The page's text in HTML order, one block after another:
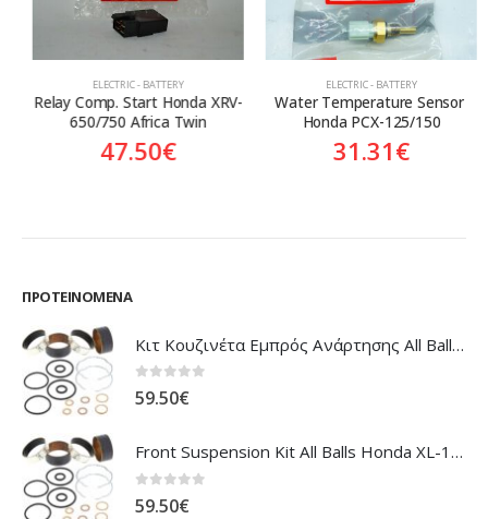
ELECTRIC - BATTERY
Relay Comp. Start Honda XRV-
650/750 Africa Twin
47.50€
ELECTRIC - BATTERY
Water Temperature Sensor
Honda PCX-125/150
31.31€
ΠΡΟΤΕΙΝΌΜΕΝΑ
Κιτ Κουζινέτα Εμπρός Ανάρτησης All Balls Honda CBR-1100XX Blackbird
0 out of 5
59.50€
Front Suspension Kit All Balls Honda XL-1000V Varadero
0 out of 5
59.50€